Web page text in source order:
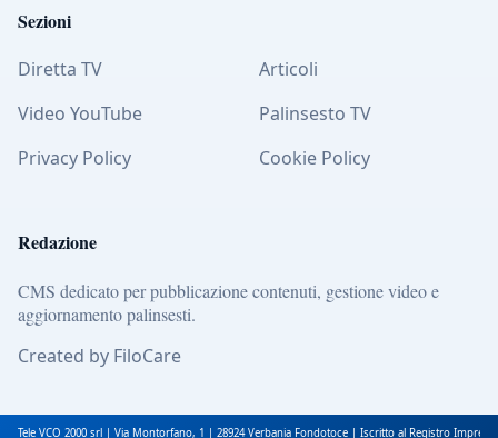
Sezioni
Diretta TV
Articoli
Video YouTube
Palinsesto TV
Privacy Policy
Cookie Policy
Redazione
CMS dedicato per pubblicazione contenuti, gestione video e
aggiornamento palinsesti.
Created by FiloCare
Tele VCO 2000 srl | Via Montorfano, 1 | 28924 Verbania Fondotoce | Iscritto al Registro Imprese